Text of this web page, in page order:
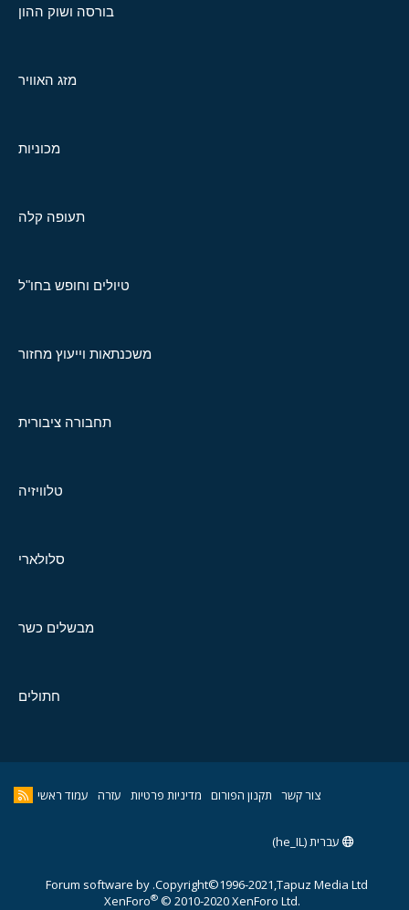
בורסה ושוק ההון
מזג האוויר
מכוניות
תעופה קלה
טיולים וחופש בחו"ל
משכנתאות וייעוץ מחזור
תחבורה ציבורית
טלוויזיה
סלולארי
מבשלים כשר
חתולים
צור קשר תקנון הפורום מדיניות פרטיות עזרה עמוד ראשי
עברית (he_IL)
Copyright©1996-2021,Tapuz Media Ltd.
Forum software by
XenForo® © 2010-2020 XenForo Ltd.